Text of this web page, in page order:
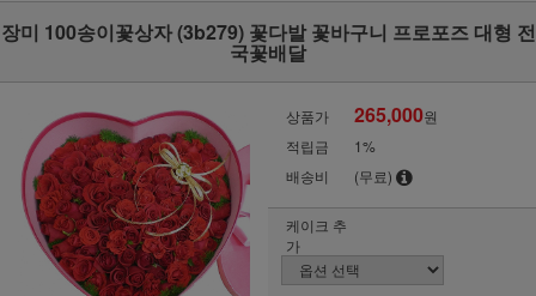
장미 100송이꽃상자 (3b279) 꽃다발 꽃바구니 프로포즈 대형 전
국꽃배달
상품가 265,000원
적립금
1%
배송비
(무료)
케이크 추
가